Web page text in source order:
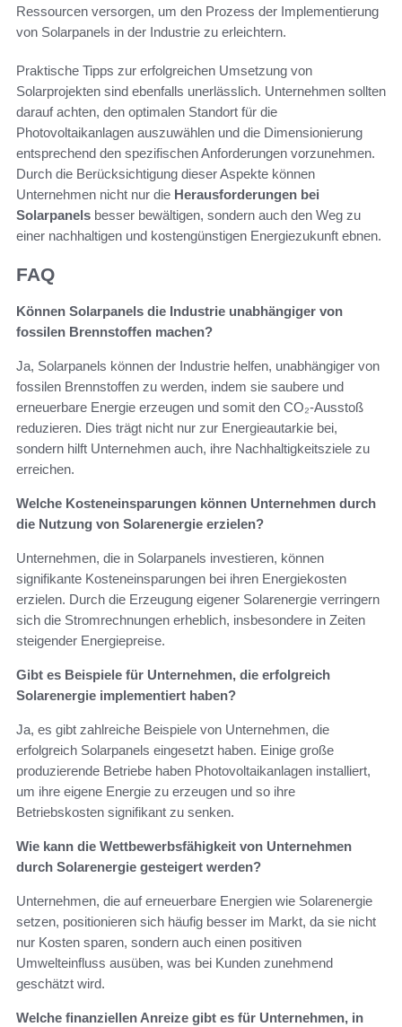
Ressourcen versorgen, um den Prozess der Implementierung
von Solarpanels in der Industrie zu erleichtern.
Praktische Tipps zur erfolgreichen Umsetzung von
Solarprojekten sind ebenfalls unerlässlich. Unternehmen sollten
darauf achten, den optimalen Standort für die
Photovoltaikanlagen auszuwählen und die Dimensionierung
entsprechend den spezifischen Anforderungen vorzunehmen.
Durch die Berücksichtigung dieser Aspekte können
Unternehmen nicht nur die Herausforderungen bei
Solarpanels besser bewältigen, sondern auch den Weg zu
einer nachhaltigen und kostengünstigen Energiezukunft ebnen.
FAQ
Können Solarpanels die Industrie unabhängiger von
fossilen Brennstoffen machen?
Ja, Solarpanels können der Industrie helfen, unabhängiger von
fossilen Brennstoffen zu werden, indem sie saubere und
erneuerbare Energie erzeugen und somit den CO₂-Ausstoß
reduzieren. Dies trägt nicht nur zur Energieautarkie bei,
sondern hilft Unternehmen auch, ihre Nachhaltigkeitsziele zu
erreichen.
Welche Kosteneinsparungen können Unternehmen durch
die Nutzung von Solarenergie erzielen?
Unternehmen, die in Solarpanels investieren, können
signifikante Kosteneinsparungen bei ihren Energiekosten
erzielen. Durch die Erzeugung eigener Solarenergie verringern
sich die Stromrechnungen erheblich, insbesondere in Zeiten
steigender Energiepreise.
Gibt es Beispiele für Unternehmen, die erfolgreich
Solarenergie implementiert haben?
Ja, es gibt zahlreiche Beispiele von Unternehmen, die
erfolgreich Solarpanels eingesetzt haben. Einige große
produzierende Betriebe haben Photovoltaikanlagen installiert,
um ihre eigene Energie zu erzeugen und so ihre
Betriebskosten signifikant zu senken.
Wie kann die Wettbewerbsfähigkeit von Unternehmen
durch Solarenergie gesteigert werden?
Unternehmen, die auf erneuerbare Energien wie Solarenergie
setzen, positionieren sich häufig besser im Markt, da sie nicht
nur Kosten sparen, sondern auch einen positiven
Umwelteinfluss ausüben, was bei Kunden zunehmend
geschätzt wird.
Welche finanziellen Anreize gibt es für Unternehmen, in